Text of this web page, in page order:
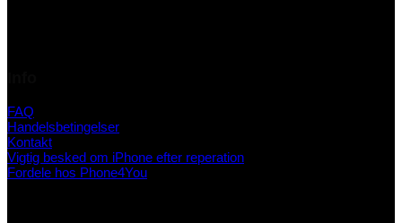
FAQ
Handelsbetingelser
Kontakt
Vigtig besked om iPhone efter reperation
Fordele hos Phone4You